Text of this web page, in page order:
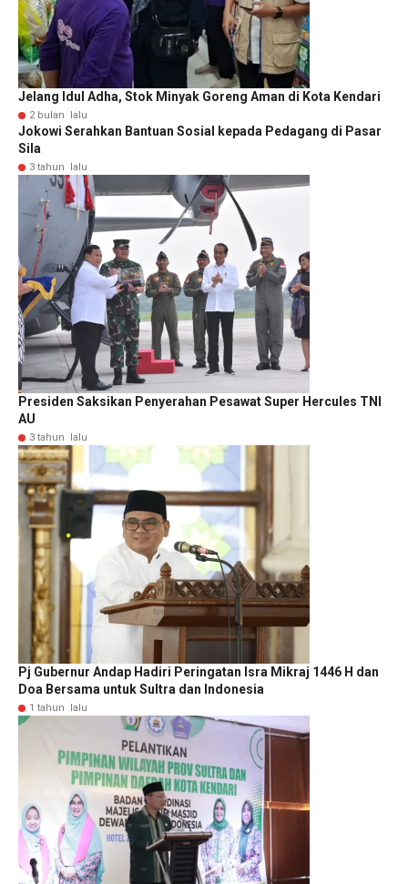
Jelang Idul Adha, Stok Minyak Goreng Aman di Kota Kendari
2 bulan lalu
Jokowi Serahkan Bantuan Sosial kepada Pedagang di Pasar
Sila
3 tahun lalu
Presiden Saksikan Penyerahan Pesawat Super Hercules TNI
AU
3 tahun lalu
Pj Gubernur Andap Hadiri Peringatan Isra Mikraj 1446 H dan
Doa Bersama untuk Sultra dan Indonesia
1 tahun lalu